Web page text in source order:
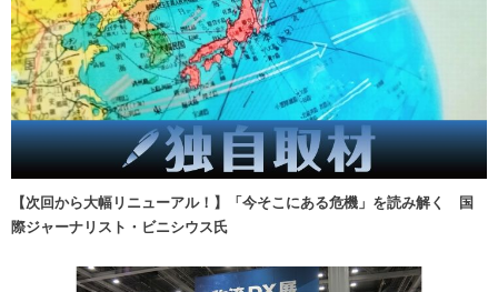
【次回から大幅リニューアル！】「今そこにある危機」を読み解く 国
際ジャーナリスト・ビニシウス氏